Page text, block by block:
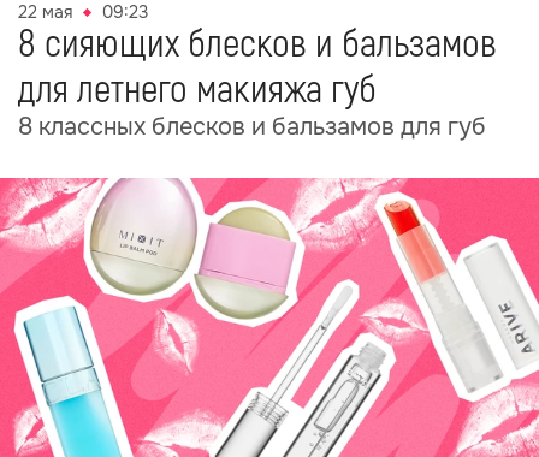
22 мая 09:23
8 сияющих блесков и бальзамов
для летнего макияжа губ
8 классных блесков и бальзамов для губ